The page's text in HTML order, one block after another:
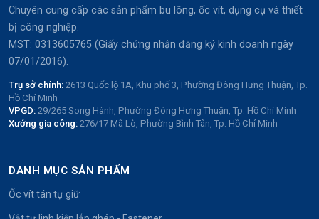
Chuyên cung cấp các sản phẩm bu lông, ốc vít, dụng cụ và thiết
bị công nghiệp.
MST: 0313605765 (Giấy chứng nhận đăng ký kinh doanh ngày
07/01/2016).
Trụ sở chính: 2613 Quốc lộ 1A, Khu phố 3, Phường Đông Hưng Thuận, Tp.
Hồ Chí Minh
VPGD: 29/265 Song Hành, Phường Đông Hưng Thuận, Tp. Hồ Chí Minh
Xưởng gia công: 276/17 Mã Lò, Phường Bình Tân, Tp. Hồ Chí Minh
DANH MỤC SẢN PHẨM
Ốc vít tán tự giữ